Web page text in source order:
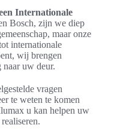
Internationale
Bosch, zijn we diep
maar onze
internationale
wij brengen
uw deur.
vragen
te weten te komen
u kan helpen uw